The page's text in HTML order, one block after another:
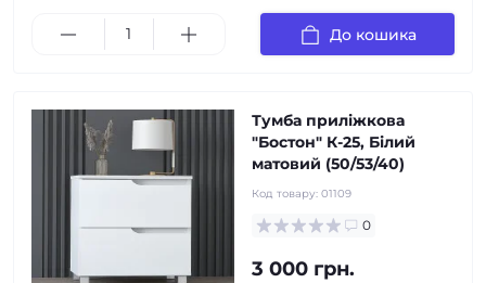
До кошика
Тумба приліжкова
"Бостон" К-25, Білий
матовий (50/53/40)
Код товару: 01109
0
3 000 грн.